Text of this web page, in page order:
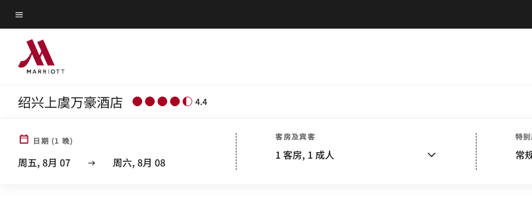
Skip
to
main
content
菜单文本
绍兴上虞万豪酒店 4.4
日期 (1 晚)
周五, 8月 07 周六, 8月 08
客房及宾客
1 客房, 1 成人
特
常
SHAOXING MARRIOTT® HOTEL SHANGYU